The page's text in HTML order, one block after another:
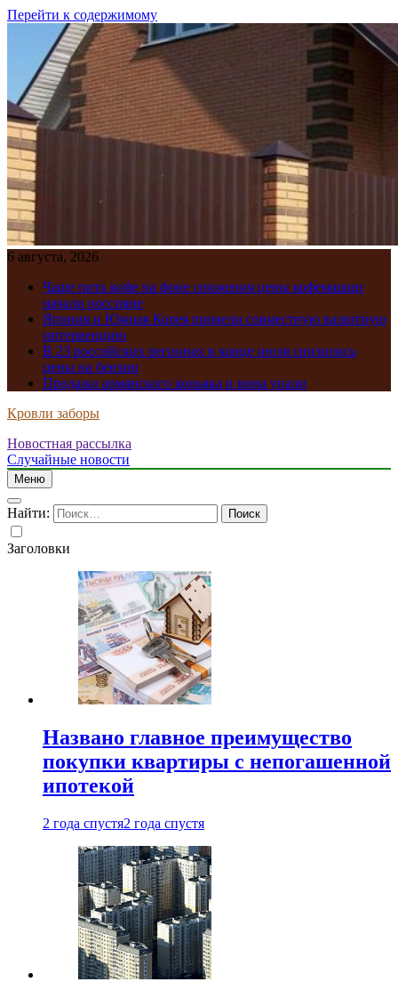
Перейти к содержимому
6 августа, 2026
Чаще пить кофе на фоне снижения цены кофемашин
начали россияне
Япония и Южная Корея провели совместную валютную
интервенцию
В 23 российских регионах в конце июля снизились
цены на бензин
Продажи армянского коньяка и вина упали
Кровли заборы
Новостная рассылка
Случайные новости
Меню
Найти:
Заголовки
Названо главное преимущество
покупки квартиры с непогашенной
ипотекой
2 года спустя2 года спустя